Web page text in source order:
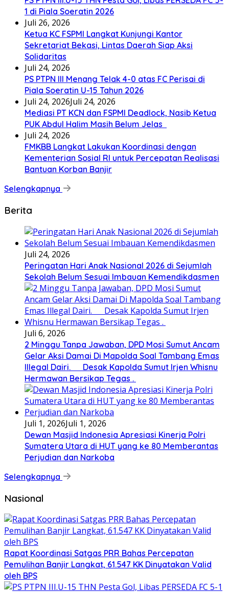
1 di Piala Soeratin 2026
Juli 26, 2026
Ketua KC FSPMI Langkat Kunjungi Kantor
Sekretariat Bekasi, Lintas Daerah Siap Aksi
Solidaritas
Juli 24, 2026
PS PTPN III Menang Telak 4-0 atas FC Perisai di
Piala Soeratin U-15 Tahun 2026
Juli 24, 2026Juli 24, 2026
Mediasi PT KCN dan FSPMI Deadlock, Nasib Ketua
PUK Abdul Halim Masih Belum Jelas
Juli 24, 2026
FMKBB Langkat Lakukan Koordinasi dengan
Kementerian Sosial RI untuk Percepatan Realisasi
Bantuan Korban Banjir
Selengkapnya
Berita
Juli 24, 2026
Peringatan Hari Anak Nasional 2026 di Sejumlah
Sekolah Belum Sesuai Imbauan Kemendikdasmen
Juli 6, 2026
2 Minggu Tanpa Jawaban, DPD Mosi Sumut Ancam
Gelar Aksi Damai Di Mapolda Soal Tambang Emas
Illegal Dairi. Desak Kapolda Sumut Irjen Whisnu
Hermawan Bersikap Tegas .
Juli 1, 2026Juli 1, 2026
Dewan Masjid Indonesia Apresiasi Kinerja Polri
Sumatera Utara di HUT yang ke 80 Memberantas
Perjudian dan Narkoba
Selengkapnya
Nasional
Rapat Koordinasi Satgas PRR Bahas Percepatan
Pemulihan Banjir Langkat, 61.547 KK Dinyatakan Valid
oleh BPS